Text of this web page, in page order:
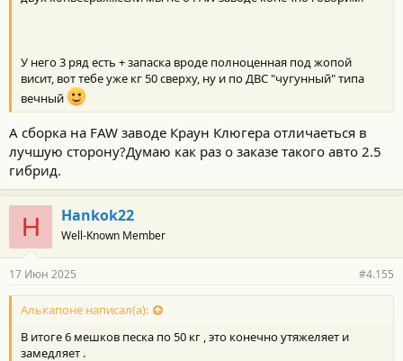
У него 3 ряд есть + запаска вроде полноценная под жопой
висит, вот тебе уже кг 50 сверху, ну и по ДВС "чугунный" типа
вечный
А сборка на FAW заводе Краун Клюгера отличаеться в
лучшую сторону?Думаю как раз о заказе такого авто 2.5
гибрид.
H Hankok22
Well-Known Member
17 Июн 2025 #4.155
Алькапоне написал(а):
В итоге 6 мешков песка по 50 кг , это конечно утяжеляет и
замедляет .